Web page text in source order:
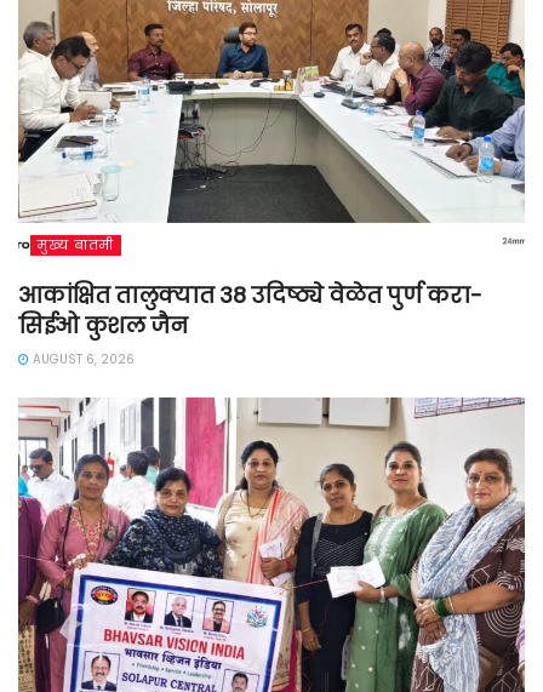
मुख्य बातमी
आकांक्षित तालुक्यात 38 उदिष्ठ्ये वेळेत पुर्ण करा-
सिईओ कुशल जैन
AUGUST 6, 2026